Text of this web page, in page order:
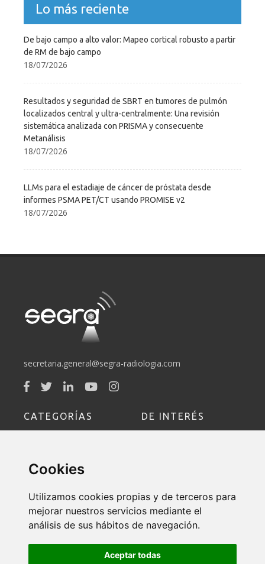
Cookies
Utilizamos cookies propias y de terceros para
mejorar nuestros servicios mediante el
análisis de sus hábitos de navegación.
Aceptar todas
Lo más reciente
De bajo campo a alto valor: Mapeo cortical robusto a partir
de RM de bajo campo
18/07/2026
Resultados y seguridad de SBRT en tumores de pulmón
localizados central y ultra-centralmente: Una revisión
sistemática analizada con PRISMA y consecuente
Metanálisis
18/07/2026
LLMs para el estadiaje de cáncer de próstata desde
informes PSMA PET/CT usando PROMISE v2
18/07/2026
secretaria.general@segra-radiologia.com
CATEGORÍAS
Educación
Política de Devoluciones y
Cancelaciones
DE INTERÉS